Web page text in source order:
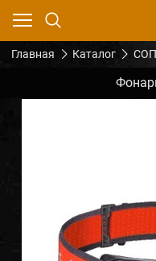
Главная Каталог